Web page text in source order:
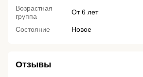
Возрастная
группа
От 6 лет
Состояние Новое
Отзывы